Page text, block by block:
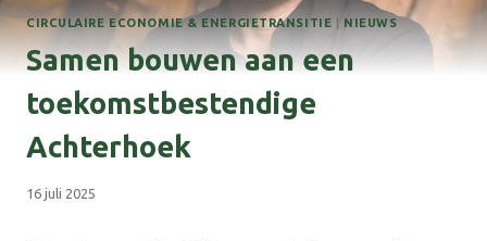
CIRCULAIRE ECONOMIE & ENERGIETRANSITIE | NIEUWS
Samen bouwen aan een
toekomstbestendige
Achterhoek
16 juli 2025